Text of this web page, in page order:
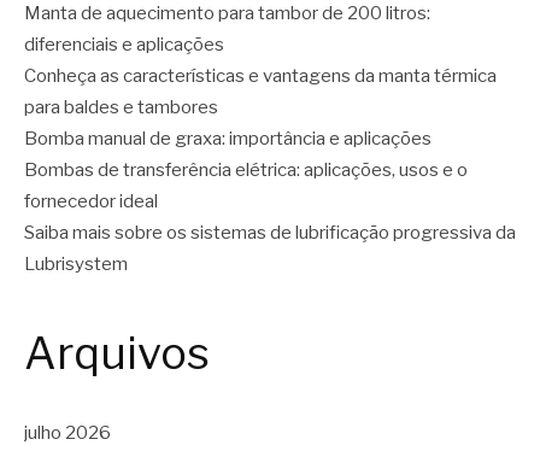
Manta de aquecimento para tambor de 200 litros:
diferenciais e aplicações
Conheça as características e vantagens da manta térmica
para baldes e tambores
Bomba manual de graxa: importância e aplicações
Bombas de transferência elétrica: aplicações, usos e o
fornecedor ideal
Saiba mais sobre os sistemas de lubrificação progressiva da
Lubrisystem
Arquivos
julho 2026